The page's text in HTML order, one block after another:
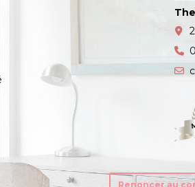
Renoncer au